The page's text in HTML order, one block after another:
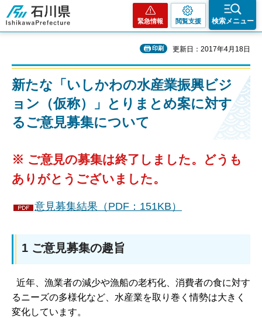
石川県
緊急情報 閲覧支援 検索メニュー
印刷 更新日：2017年4月18日
新たな「いしかわの水産業振興ビジ
ョン（仮称）」とりまとめ案に対す
るご意見募集について
※ ご意見の募集は終了しました。どうも
ありがとうございました。
意見募集結果（PDF：151KB）
1 ご意見募集の趣旨
近年、漁業者の減少や漁船の老朽化、消費者の食に対す
るニーズの多様化など、水産業を取り巻く情勢は大きく
変化しています。